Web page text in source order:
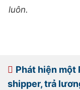
luôn.
Phát hiện một
shipper, trả